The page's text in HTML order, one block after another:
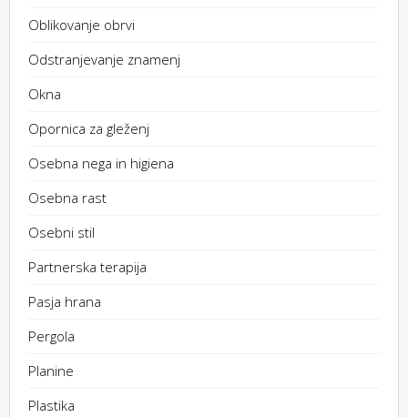
Oblikovanje obrvi
Odstranjevanje znamenj
Okna
Opornica za gleženj
Osebna nega in higiena
Osebna rast
Osebni stil
Partnerska terapija
Pasja hrana
Pergola
Planine
Plastika